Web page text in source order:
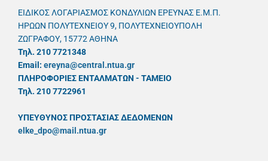
ΕΙΔΙΚΟΣ ΛΟΓΑΡΙΑΣΜΟΣ ΚΟΝΔΥΛΙΩΝ ΕΡΕΥΝΑΣ Ε.Μ.Π.
ΗΡΩΩΝ ΠΟΛΥΤΕΧΝΕΙΟΥ 9, ΠΟΛΥΤΕΧΝΕΙΟΥΠΟΛΗ
ΖΩΓΡΑΦΟΥ, 15772 ΑΘΗΝΑ
Τηλ. 210 7721348
Email: ereyna@central.ntua.gr
ΠΛΗΡΟΦΟΡΙΕΣ ΕΝΤΑΛΜΑΤΩΝ - ΤΑΜΕΙΟ
Τηλ. 210 7722961
ΥΠΕΥΘYΝΟΣ ΠΡΟΣΤΑΣΙΑΣ ΔΕΔΟΜΕΝΩΝ
elke_dpo@mail.ntua.gr